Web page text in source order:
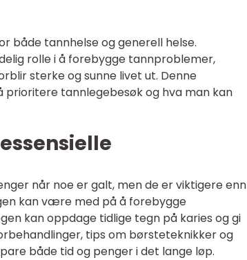
både tannhelse og generell helse.
rolle i å forebygge tannproblemer,
sterke og sunne livet ut. Denne
prioritere tannlegebesøk og hva man kan
når noe er galt, men de er viktigere enn
kan være med på å forebygge
kan oppdage tidlige tegn på karies og gi
tips om børsteteknikker og
både tid og penger i det lange løp.